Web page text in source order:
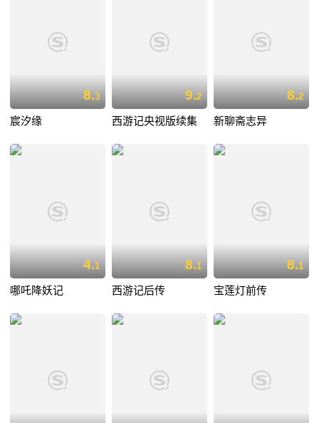
8.3
宸汐缘
9.2
西游记央视版续集
8.2
新聊斋志异
4.1
哪吒降妖记
8.1
西游记后传
8.1
宝莲灯前传